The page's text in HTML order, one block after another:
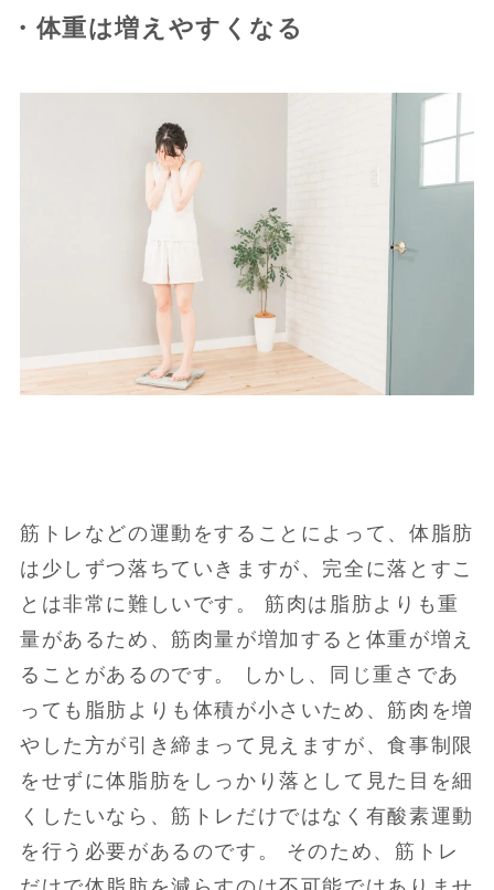
・体重は増えやすくなる
筋トレなどの運動をすることによって、体脂肪
は少しずつ落ちていきますが、完全に落とすこ
とは非常に難しいです。 筋肉は脂肪よりも重
量があるため、筋肉量が増加すると体重が増え
ることがあるのです。 しかし、同じ重さであ
っても脂肪よりも体積が小さいため、筋肉を増
やした方が引き締まって見えますが、食事制限
をせずに体脂肪をしっかり落として見た目を細
くしたいなら、筋トレだけではなく有酸素運動
を行う必要があるのです。 そのため、筋トレ